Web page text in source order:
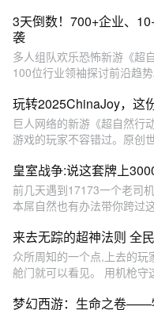
3天倒数！700+企业、
袭
多人组队欢乐恐怖新游《超
100位行业领袖探讨前沿趋
玩转2025ChinaJoy，这
巨人网络的新游《超自然行
游戏的玩家不容错过。原创
皇室战争:说这套牌上
前几天遇到17173一个老司
本屌自然也有办法带你跨过
来去无踪的超神法则 全
众所周知的一个点,上去的
舱门就可以看见。 用机枪守
梦幻西游：生命之卷——